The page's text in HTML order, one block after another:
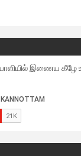
இணைய